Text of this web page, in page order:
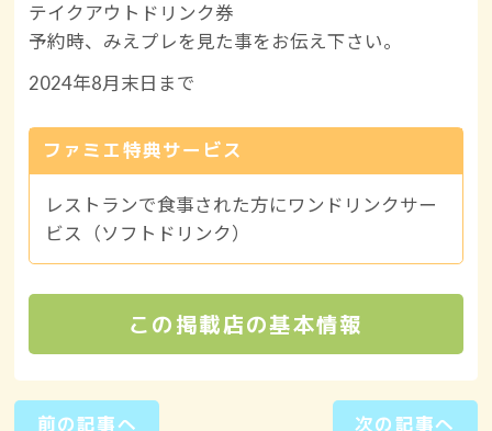
テイクアウトドリンク券
予約時、みえプレを見た事をお伝え下さい。
2024年8月末日まで
ファミエ特典サービス
レストランで食事された方にワンドリンクサー
ビス（ソフトドリンク）
この掲載店の基本情報
前の記事へ 次の記事へ